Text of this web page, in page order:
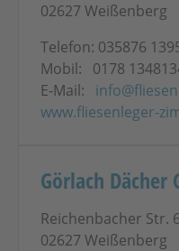
02627 Weißenberg
Telefon: 035876
Mobil: 0178
E-Mail:
www.fliesenleger-
Görlach Dächer
Reichenbacher Str. 6
02627 Weißenberg